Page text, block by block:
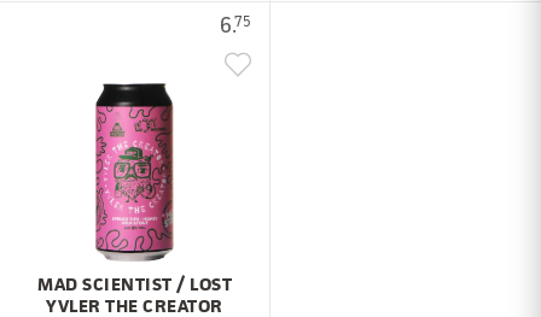
6.75
MAD SCIENTIST / LOST
YVLER THE CREATOR